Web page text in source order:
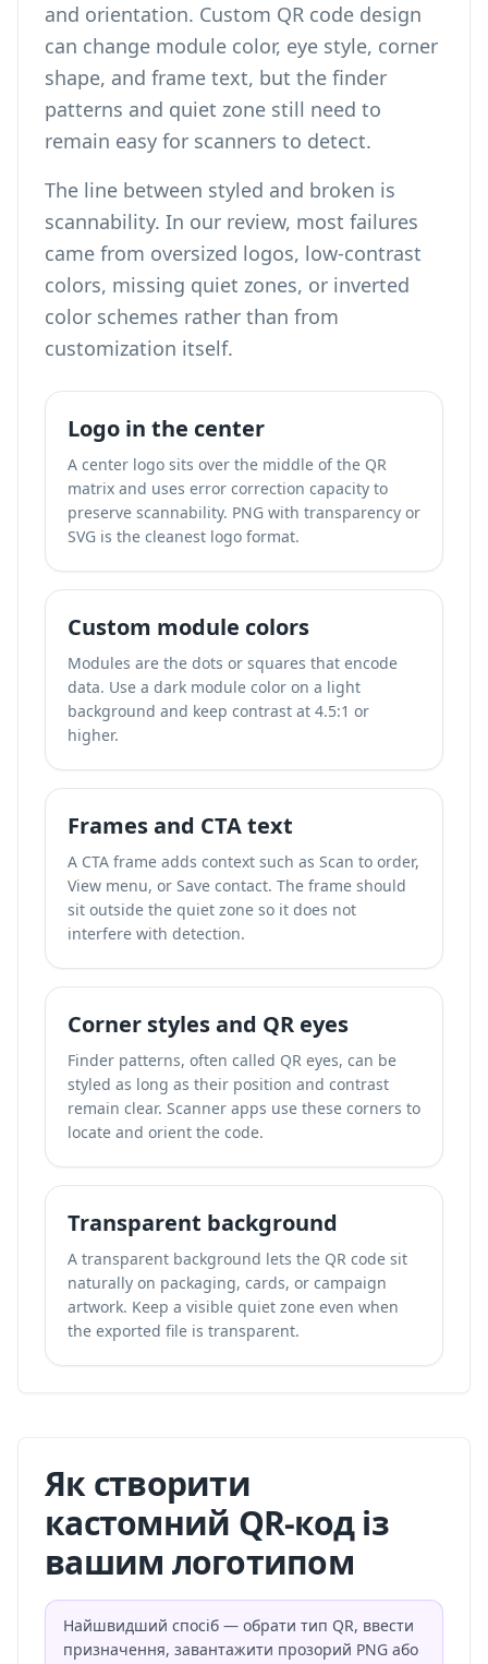
and orientation. Custom QR code design
can change module color, eye style, corner
shape, and frame text, but the finder
patterns and quiet zone still need to
remain easy for scanners to detect.
The line between styled and broken is
scannability. In our review, most failures
came from oversized logos, low-contrast
colors, missing quiet zones, or inverted
color schemes rather than from
customization itself.
Logo in the center
A center logo sits over the middle of the QR
matrix and uses error correction capacity to
preserve scannability. PNG with transparency or
SVG is the cleanest logo format.
Custom module colors
Modules are the dots or squares that encode
data. Use a dark module color on a light
background and keep contrast at 4.5:1 or
higher.
Frames and CTA text
A CTA frame adds context such as Scan to order,
View menu, or Save contact. The frame should
sit outside the quiet zone so it does not
interfere with detection.
Corner styles and QR eyes
Finder patterns, often called QR eyes, can be
styled as long as their position and contrast
remain clear. Scanner apps use these corners to
locate and orient the code.
Transparent background
A transparent background lets the QR code sit
naturally on packaging, cards, or campaign
artwork. Keep a visible quiet zone even when
the exported file is transparent.
Як створити
кастомний QR-код із
вашим логотипом
Найшвидший спосіб — обрати тип QR, ввести
призначення, завантажити прозорий PNG або